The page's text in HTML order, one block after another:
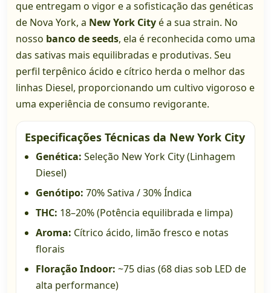
que entregam o vigor e a sofisticação das genéticas
de Nova York, a New York Cityé a sua strain. No
nosso banco de seeds, ela é reconhecida como uma
das sativas mais equilibradas e produtivas. Seu
perfil terpênico ácido e cítrico herda o melhor das
linhas Diesel, proporcionando um cultivo vigoroso e
uma experiência de consumo revigorante.
Especificações Técnicas da New York City
Genética: Seleção New York City (Linhagem
Diesel)
Genótipo: 70% Sativa / 30% Índica
THC: 18–20% (Potência equilibrada e limpa)
Aroma: Cítrico ácido, limão fresco e notas
florais
Floração Indoor: ~75 dias (68 dias sob LED de
alta performance)